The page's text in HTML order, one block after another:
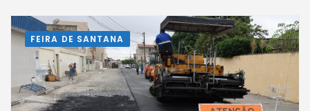
FEIRA DE SANTANA